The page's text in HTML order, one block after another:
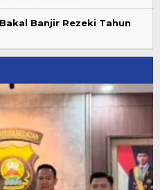
Banjir Rezeki Tahun